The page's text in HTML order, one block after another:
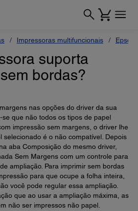
Impressoras multifuncionais Epson
suporta
bordas?
nas opções do driver da sua
que não todos os tipos de papel
impressão sem margens, o driver lhe
selecionado é o não compatível. Depois
aba Composição do mesmo driver,
Sem Margens com um controle para
ampliação. Para imprimir sem bordas
para que ocupe a folha inteira,
você pode regular essa ampliação.
que ao usar a ampliação máxima, as
não ser impressos não papel.